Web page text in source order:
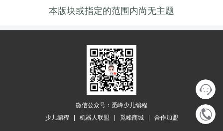
本版块或指定的范围内尚无主题
微信公众号：觅峰少儿编程
少儿编程
机器人联盟 觅峰商城 合作加盟